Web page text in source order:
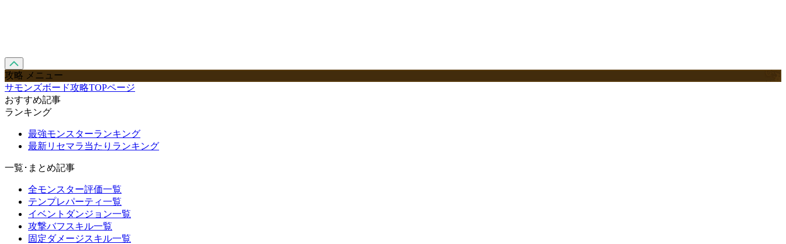
攻略 メニュー
サモンズボード攻略TOPページ
おすすめ記事
ランキング
最強モンスターランキング
最新リセマラ当たりランキング
一覧･まとめ記事
全モンスター評価一覧
テンプレパーティ一覧
イベントダンジョン一覧
攻撃バフスキル一覧
固定ダメージスキル一覧